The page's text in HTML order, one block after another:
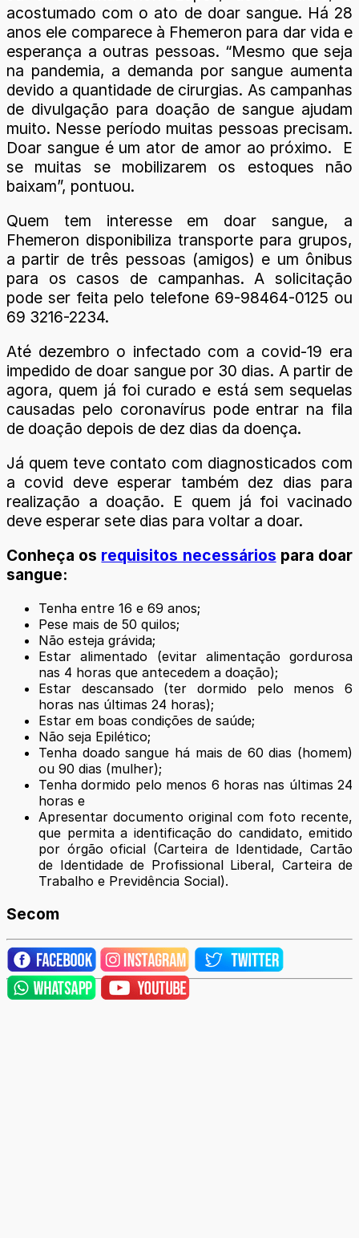
acostumado com o ato de doar sangue. Há 28
anos ele comparece à Fhemeron para dar vida e
esperança a outras pessoas. “Mesmo que seja
na pandemia, a demanda por sangue aumenta
devido a quantidade de cirurgias. As campanhas
de divulgação para doação de sangue ajudam
muito. Nesse período muitas pessoas precisam.
Doar sangue é um ator de amor ao próximo. E
se muitas se mobilizarem os estoques não
baixam”, pontuou.
Quem tem interesse em doar sangue, a
Fhemeron disponibiliza transporte para grupos,
a partir de três pessoas (amigos) e um ônibus
para os casos de campanhas. A solicitação
pode ser feita pelo telefone 69-98464-0125 ou
69 3216-2234.
Até dezembro o infectado com a covid-19 era
impedido de doar sangue por 30 dias. A partir de
agora, quem já foi curado e está sem sequelas
causadas pelo coronavírus pode entrar na fila
de doação depois de dez dias da doença.
Já quem teve contato com diagnosticados com
a covid deve esperar também dez dias para
realização a doação. E quem já foi vacinado
deve esperar sete dias para voltar a doar.
Conheça os requisitos necessários para doar
sangue:
Tenha entre 16 e 69 anos;
Pese mais de 50 quilos;
Não esteja grávida;
Estar alimentado (evitar alimentação gordurosa
nas 4 horas que antecedem a doação);
Estar descansado (ter dormido pelo menos 6
horas nas últimas 24 horas);
Estar em boas condições de saúde;
Não seja Epilético;
Tenha doado sangue há mais de 60 dias (homem)
ou 90 dias (mulher);
Tenha dormido pelo menos 6 horas nas últimas 24
horas e
Apresentar documento original com foto recente,
que permita a identificação do candidato, emitido
por órgão oficial (Carteira de Identidade, Cartão
de Identidade de Profissional Liberal, Carteira de
Trabalho e Previdência Social).
Secom